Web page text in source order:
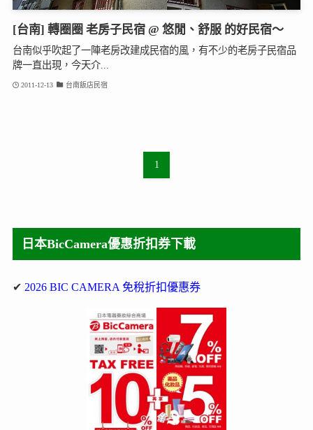
[台南] 轉圈圈 老房子民宿 @ 悠閒、舒服 的好民宿～
台南似乎吹起了一陣老房改建成民宿的風，有不少的老房子民宿品
牌一直出現，今天介...
2011-12-13 台南飯店民宿
1
日本BicCamera優惠折扣券下載
✔ 2026 BIC CAMERA 免稅折扣優惠券